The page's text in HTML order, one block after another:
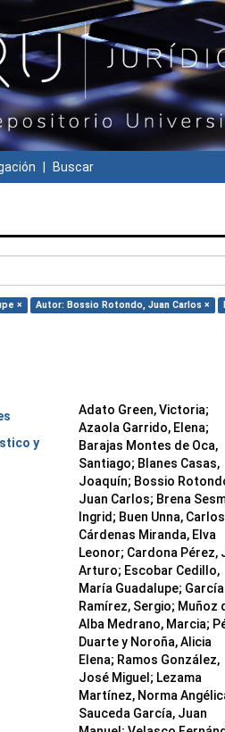
Buscar
× Autor: Bossio Rotondo, Juan Carlos ×
y
Adato Green, Victoria;
Azaola Garrido, Elena;
Barajas Montes de Oca,
Santiago; Blanes Casas,
Joaquín; Bossio
Juan Carlos; Brena
Ingrid; Buen Unna,
Cárdenas Miranda, Elva
Leonor; Cardona Pérez,
Arturo; Escobar Cedillo,
María Guadalupe; García
Ramírez, Sergio; Muñoz
Alba Medrano, Marcia;
Duarte y Noroña, Alicia
Elena; Ramos González,
José Miguel; Lezama
Martínez, Norma
Sauceda García, Juan